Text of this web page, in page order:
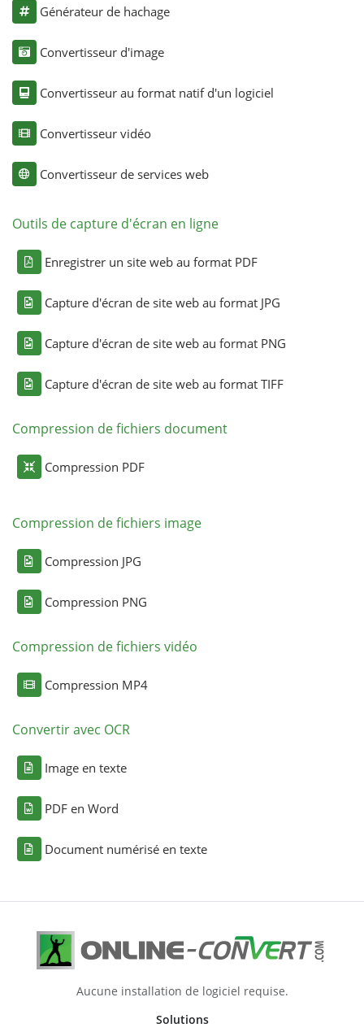
Générateur de hachage
Convertisseur d'image
Convertisseur au format natif d'un logiciel
Convertisseur vidéo
Convertisseur de services web
Outils de capture d'écran en ligne
Enregistrer un site web au format PDF
Capture d'écran de site web au format JPG
Capture d'écran de site web au format PNG
Capture d'écran de site web au format TIFF
Compression de fichiers document
Compression PDF
Compression de fichiers image
Compression JPG
Compression PNG
Compression de fichiers vidéo
Compression MP4
Convertir avec OCR
Image en texte
PDF en Word
Document numérisé en texte
Aucune installation de logiciel requise.
Solutions